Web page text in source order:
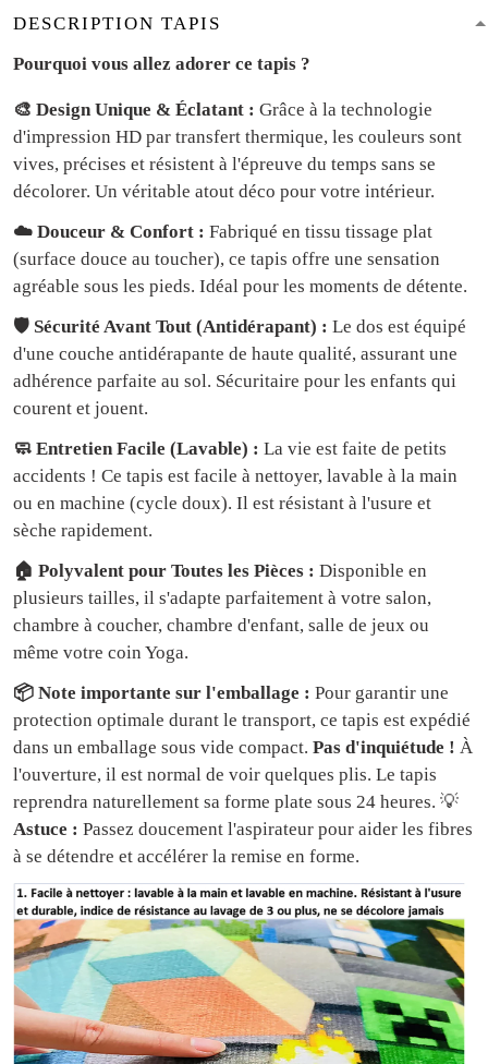
DESCRIPTION TAPIS
Pourquoi vous allez adorer ce tapis ?
🎨 Design Unique & Éclatant : Grâce à la technologie
d'impression HD par transfert thermique, les couleurs sont
vives, précises et résistent à l'épreuve du temps sans se
décolorer. Un véritable atout déco pour votre intérieur.
☁️ Douceur & Confort : Fabriqué en tissu tissage plat
(surface douce au toucher), ce tapis offre une sensation
agréable sous les pieds. Idéal pour les moments de détente.
🛡️ Sécurité Avant Tout (Antidérapant) : Le dos est équipé
d'une couche antidérapante de haute qualité, assurant une
adhérence parfaite au sol. Sécuritaire pour les enfants qui
courent et jouent.
🧼 Entretien Facile (Lavable) : La vie est faite de petits
accidents ! Ce tapis est facile à nettoyer, lavable à la main
ou en machine (cycle doux). Il est résistant à l'usure et
sèche rapidement.
🏠 Polyvalent pour Toutes les Pièces : Disponible en
plusieurs tailles, il s'adapte parfaitement à votre salon,
chambre à coucher, chambre d'enfant, salle de jeux ou
même votre coin Yoga.
📦 Note importante sur l'emballage : Pour garantir une
protection optimale durant le transport, ce tapis est expédié
dans un emballage sous vide compact. Pas d'inquiétude ! À
l'ouverture, il est normal de voir quelques plis. Le tapis
reprendra naturellement sa forme plate sous 24 heures. 💡
Astuce : Passez doucement l'aspirateur pour aider les fibres
à se détendre et accélérer la remise en forme.